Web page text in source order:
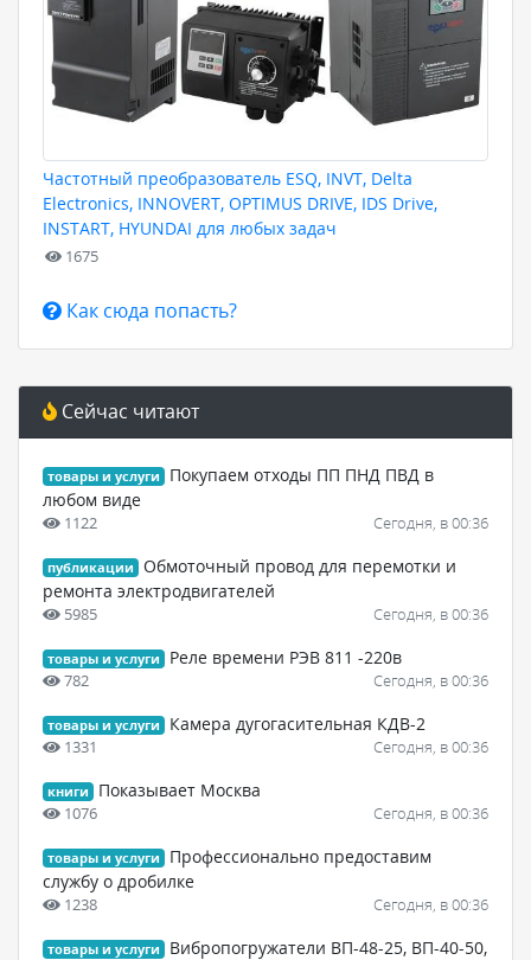
Частотный преобразователь ESQ, INVT, Delta
Electronics, INNOVERT, OPTIMUS DRIVE, IDS Drive,
INSTART, HYUNDAI для любых задач
1675
Как сюда попасть?
Сейчас читают
товары и услуги
Покупаем отходы ПП ПНД ПВД в
любом виде
1122 Сегодня, в 00:36
публикации
Обмоточный провод для перемотки и
ремонта электродвигателей
5985 Сегодня, в 00:36
товары и услуги Реле времени РЭВ 811 -220в
782 Сегодня, в 00:36
товары и услуги Камера дугогасительная КДВ-2
1331 Сегодня, в 00:36
книги Показывает Москва
1076 Сегодня, в 00:36
товары и услуги
Профессионально предоставим
службу о дробилке
1238 Сегодня, в 00:36
товары и услуги
Вибропогружатели ВП-48-25, ВП-40-50,